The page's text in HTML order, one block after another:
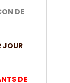
DE
JOUR
DE